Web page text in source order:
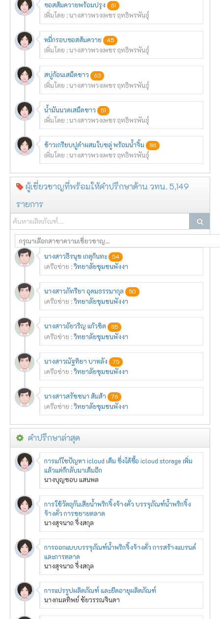
ซอสส้มควายพร้อมปรุง 61
เพิ่มโดย : นางสาวพวงเพชร ฤทธิพรพันธุ์
หมี่กรอบซอสส้มควาย 45
เพิ่มโดย : นางสาวพวงเพชร ฤทธิพรพันธุ์
สบู่ก้อนเสม็ดขาว 63
เพิ่มโดย : นางสาวพวงเพชร ฤทธิพรพันธุ์
น้ำมันนวดเสม็ดขาว 51
เพิ่มโดย : นางสาวพวงเพชร ฤทธิพรพันธุ์
ข้าวเกรียบปูดำผสมใบขลู่ พร้อมน้ำจิ้ม 86
เพิ่มโดย : นางสาวพวงเพชร ฤทธิพรพันธุ์
ผู้เชี่ยวชาญที่พร้อมให้คำปรึกษาด้าน วทน. 5,149
รายการ
นางสาวธีรนุช เกตุกินทะ 54
เครือข่าย :วิทยาลัยชุมชนพังงา
นางสาวภัทรียา อุดมธรรมากุล 50
เครือข่าย :วิทยาลัยชุมชนพังงา
นางสาวอัยวริญ แก้วชิต 85
เครือข่าย :วิทยาลัยชุมชนพังงา
นางสาวณัฐทิยา บาหลัง 75
เครือข่าย :วิทยาลัยชุมชนพังงา
นางสาวสรัชชนา ส้มส้า 76
เครือข่าย :วิทยาลัยชุมชนพังงา
คำปรึกษาล่าสุด
การแก้ไขปัญหา icloud เต็ม ซึ่งได้ซื้อ icloud storage เพิ่ม
แล้วแต่ก็กลับมาเต็มอีก
นางบุญชอบ แสนพล
การใช้วัตถุกันเสียน้ำพริกจิ้งจ้างคั่ว บรรจุภัณฑ์น้ำพริกจิ้ง
จ้างคั่ว การขยายตลาด
นางสุจนาถ จึ่งสกุล
การออกแบบบรรจุภัณฑ์น้ำพริกจิ้งจ้างคั่ว การสร้างแบรนด์
และการตลาด
นางสุจนาถ จึ่งสกุล
การแปรรูปผลิตภัณฑ์ และยืดอายุผลิตภัณฑ์
นางกมลทิพย์ ชัยวรรณจินดา